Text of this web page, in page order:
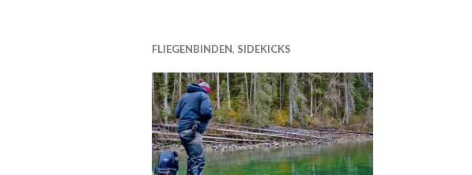
FLIEGENBINDEN, SIDEKICKS